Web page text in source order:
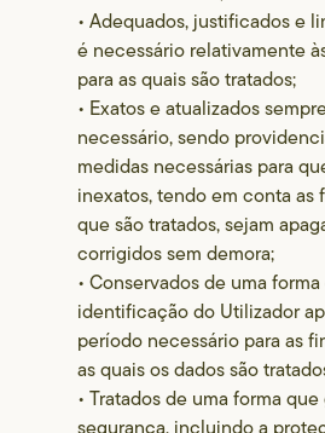
• Adequados, justificados e
é necessário relativamente
para as quais são tratados;
• Exatos e atualizados
necessário, sendo
medidas necessárias para
inexatos, tendo em conta as
que são tratados, sejam
corrigidos sem demora;
• Conservados de uma
identificação do Utilizador
período necessário para as
as quais os dados são
• Tratados de uma forma